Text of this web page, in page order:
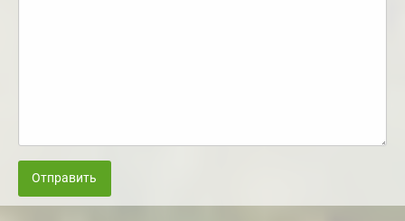
Отправить